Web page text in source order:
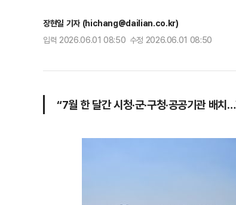
장현일 기자 (hichang@dailian.co.kr)
입력 2026.06.01 08:50 수정 2026.06.01 08:50
“7월 한 달간 시청·군·구청·공공기관 배